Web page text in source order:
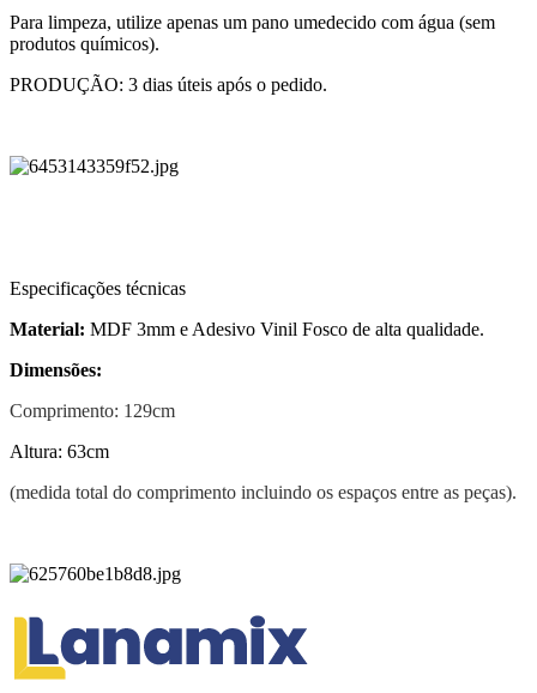
Para limpeza, utilize apenas um pano umedecido com água (sem
produtos químicos).
PRODUÇÃO: 3 dias úteis após o pedido.
Especificações técnicas
Material: MDF 3mm e Adesivo Vinil Fosco de alta qualidade.
Dimensões:
Comprimento: 129cm
Altura: 63cm
(medida total do comprimento incluindo os espaços entre as peças).